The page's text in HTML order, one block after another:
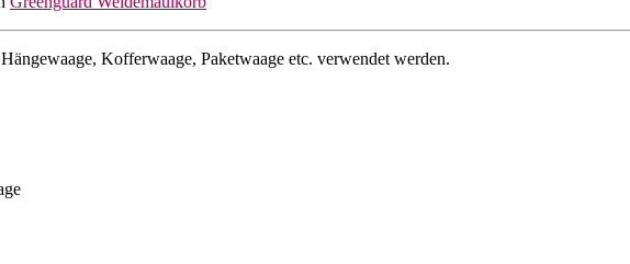
Kofferwaage, Paketwaage etc. verwendet werden.